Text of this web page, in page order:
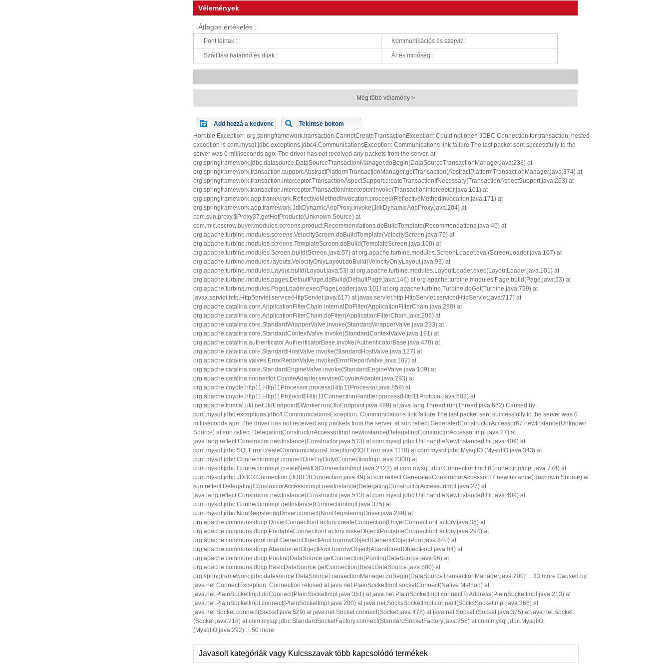
Vélemények
Átlagos értékelés :
Pont leírtak : Kommunikációs és szerviz :
Szállítási határidő és díjak : Ár és minőség :
Még több vélemény >
Add hozzá a kedvenc
Tekintse boltom
Horrible Exception: org.springframework.transaction.CannotCreateTransactionException: Could not open JDBC Connection for transaction; nested
exception is com.mysql.jdbc.exceptions.jdbc4.CommunicationsException: Communications link failure The last packet sent successfully to the
server was 0 milliseconds ago. The driver has not received any packets from the server. at
org.springframework.jdbc.datasource.DataSourceTransactionManager.doBegin(DataSourceTransactionManager.java:238) at
org.springframework.transaction.support.AbstractPlatformTransactionManager.getTransaction(AbstractPlatformTransactionManager.java:374) at
org.springframework.transaction.interceptor.TransactionAspectSupport.createTransactionIfNecessary(TransactionAspectSupport.java:263) at
org.springframework.transaction.interceptor.TransactionInterceptor.invoke(TransactionInterceptor.java:101) at
org.springframework.aop.framework.ReflectiveMethodInvocation.proceed(ReflectiveMethodInvocation.java:171) at
org.springframework.aop.framework.JdkDynamicAopProxy.invoke(JdkDynamicAopProxy.java:204) at
com.sun.proxy.$Proxy37.getHotProducts(Unknown Source) at
com.mic.escrow.buyer.modules.screens.product.Recommendations.doBuildTemplate(Recommendations.java:46) at
org.apache.turbine.modules.screens.VelocityScreen.doBuildTemplate(VelocityScreen.java:79) at
org.apache.turbine.modules.screens.TemplateScreen.doBuild(TemplateScreen.java:100) at
org.apache.turbine.modules.Screen.build(Screen.java:57) at org.apache.turbine.modules.ScreenLoader.eval(ScreenLoader.java:107) at
org.apache.turbine.modules.layouts.VelocityOnlyLayout.doBuild(VelocityOnlyLayout.java:93) at
org.apache.turbine.modules.Layout.build(Layout.java:53) at org.apache.turbine.modules.LayoutLoader.exec(LayoutLoader.java:101) at
org.apache.turbine.modules.pages.DefaultPage.doBuild(DefaultPage.java:146) at org.apache.turbine.modules.Page.build(Page.java:53) at
org.apache.turbine.modules.PageLoader.exec(PageLoader.java:101) at org.apache.turbine.Turbine.doGet(Turbine.java:799) at
javax.servlet.http.HttpServlet.service(HttpServlet.java:617) at javax.servlet.http.HttpServlet.service(HttpServlet.java:717) at
org.apache.catalina.core.ApplicationFilterChain.internalDoFilter(ApplicationFilterChain.java:290) at
org.apache.catalina.core.ApplicationFilterChain.doFilter(ApplicationFilterChain.java:206) at
org.apache.catalina.core.StandardWrapperValve.invoke(StandardWrapperValve.java:233) at
org.apache.catalina.core.StandardContextValve.invoke(StandardContextValve.java:191) at
org.apache.catalina.authenticator.AuthenticatorBase.invoke(AuthenticatorBase.java:470) at
org.apache.catalina.core.StandardHostValve.invoke(StandardHostValve.java:127) at
org.apache.catalina.valves.ErrorReportValve.invoke(ErrorReportValve.java:102) at
org.apache.catalina.core.StandardEngineValve.invoke(StandardEngineValve.java:109) at
org.apache.catalina.connector.CoyoteAdapter.service(CoyoteAdapter.java:293) at
org.apache.coyote.http11.Http11Processor.process(Http11Processor.java:859) at
org.apache.coyote.http11.Http11Protocol$Http11ConnectionHandler.process(Http11Protocol.java:602) at
org.apache.tomcat.util.net.JIoEndpoint$Worker.run(JIoEndpoint.java:489) at java.lang.Thread.run(Thread.java:662) Caused by:
com.mysql.jdbc.exceptions.jdbc4.CommunicationsException: Communications link failure The last packet sent successfully to the server was 0
milliseconds ago. The driver has not received any packets from the server. at sun.reflect.GeneratedConstructorAccessor67.newInstance(Unknown
Source) at sun.reflect.DelegatingConstructorAccessorImpl.newInstance(DelegatingConstructorAccessorImpl.java:27) at
java.lang.reflect.Constructor.newInstance(Constructor.java:513) at com.mysql.jdbc.Util.handleNewInstance(Util.java:409) at
com.mysql.jdbc.SQLError.createCommunicationsException(SQLError.java:1118) at com.mysql.jdbc.MysqlIO.(MysqlIO.java:343) at
com.mysql.jdbc.ConnectionImpl.connectOneTryOnly(ConnectionImpl.java:2308) at
com.mysql.jdbc.ConnectionImpl.createNewIO(ConnectionImpl.java:2122) at com.mysql.jdbc.ConnectionImpl.(ConnectionImpl.java:774) at
com.mysql.jdbc.JDBC4Connection.(JDBC4Connection.java:49) at sun.reflect.GeneratedConstructorAccessor37.newInstance(Unknown Source) at
sun.reflect.DelegatingConstructorAccessorImpl.newInstance(DelegatingConstructorAccessorImpl.java:27) at
java.lang.reflect.Constructor.newInstance(Constructor.java:513) at com.mysql.jdbc.Util.handleNewInstance(Util.java:409) at
com.mysql.jdbc.ConnectionImpl.getInstance(ConnectionImpl.java:375) at
com.mysql.jdbc.NonRegisteringDriver.connect(NonRegisteringDriver.java:289) at
org.apache.commons.dbcp.DriverConnectionFactory.createConnection(DriverConnectionFactory.java:38) at
org.apache.commons.dbcp.PoolableConnectionFactory.makeObject(PoolableConnectionFactory.java:294) at
org.apache.commons.pool.impl.GenericObjectPool.borrowObject(GenericObjectPool.java:840) at
org.apache.commons.dbcp.AbandonedObjectPool.borrowObject(AbandonedObjectPool.java:84) at
org.apache.commons.dbcp.PoolingDataSource.getConnection(PoolingDataSource.java:96) at
org.apache.commons.dbcp.BasicDataSource.getConnection(BasicDataSource.java:880) at
org.springframework.jdbc.datasource.DataSourceTransactionManager.doBegin(DataSourceTransactionManager.java:200) ... 33 more Caused by:
java.net.ConnectException: Connection refused at java.net.PlainSocketImpl.socketConnect(Native Method) at
java.net.PlainSocketImpl.doConnect(PlainSocketImpl.java:351) at java.net.PlainSocketImpl.connectToAddress(PlainSocketImpl.java:213) at
java.net.PlainSocketImpl.connect(PlainSocketImpl.java:200) at java.net.SocksSocketImpl.connect(SocksSocketImpl.java:366) at
java.net.Socket.connect(Socket.java:529) at java.net.Socket.connect(Socket.java:478) at java.net.Socket.(Socket.java:375) at java.net.Socket.
(Socket.java:218) at com.mysql.jdbc.StandardSocketFactory.connect(StandardSocketFactory.java:256) at com.mysql.jdbc.MysqlIO.
(MysqlIO.java:292) ... 50 more
Javasolt kategóriák vagy Kulcsszavak több kapcsolódó termékek